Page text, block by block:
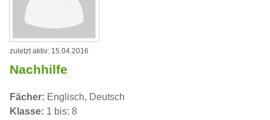
zuletzt aktiv: 15.04.2016
Nachhilfe
Fächer: Englisch, Deutsch
Klasse: 1 bis: 8